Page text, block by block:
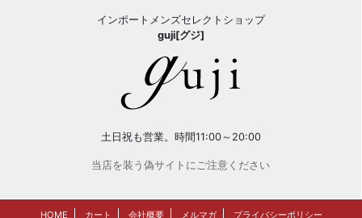
インポートメンズセレクトショップ
guji[グジ]
土日祝も営業。時間11:00～20:00
当店を装う偽サイトにご注意ください
HOME カート 会社概要 メルマガ プライバシーポリシー